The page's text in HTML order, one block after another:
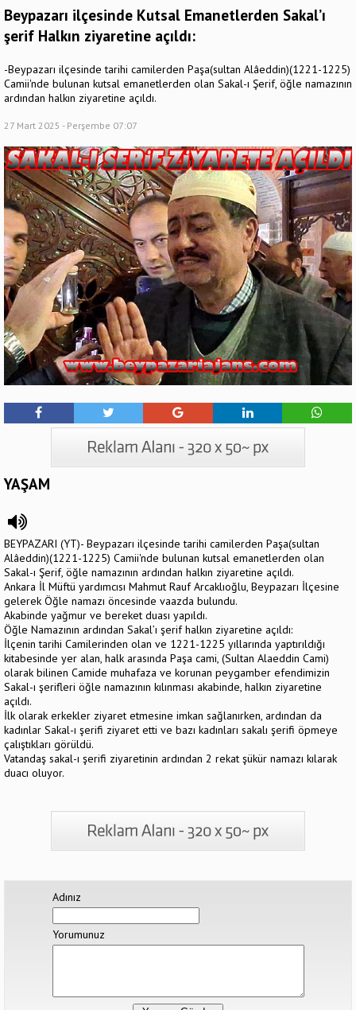
Beypazarı ilçesinde Kutsal Emanetlerden Sakal’ı
şerif Halkın ziyaretine açıldı:
-Beypazarı ilçesinde tarihi camilerden Paşa(sultan Alâeddin)(1221-1225)
Camii'nde bulunan kutsal emanetlerden olan Sakal-ı Şerif, öğle namazının
ardından halkın ziyaretine açıldı.
27 Mart 2025 - Perşembe 07:07
YAŞAM
BEYPAZARI (YT)- Beypazarı ilçesinde tarihi camilerden Paşa(sultan
Alâeddin)(1221-1225) Camii'nde bulunan kutsal emanetlerden olan
Sakal-ı Şerif, öğle namazının ardından halkın ziyaretine açıldı.
Ankara İl Müftü yardımcısı Mahmut Rauf Arcaklıoğlu, Beypazarı İlçesine
gelerek Öğle namazı öncesinde vaazda bulundu.
Akabinde yağmur ve bereket duası yapıldı.
Öğle Namazının ardından Sakal’ı şerif halkın ziyaretine açıldı:
İlçenin tarihi Camilerinden olan ve 1221-1225 yıllarında yaptırıldığı
kitabesinde yer alan, halk arasında Paşa cami, (Sultan Alaeddin Cami)
olarak bilinen Camide muhafaza ve korunan peygamber efendimizin
Sakal-ı şerifleri öğle namazının kılınması akabinde, halkın ziyaretine
açıldı.
İlk olarak erkekler ziyaret etmesine imkan sağlanırken, ardından da
kadınlar Sakal-ı şerifi ziyaret etti ve bazı kadınları sakalı şerifi öpmeye
çalıştıkları görüldü.
Vatandaş sakal-ı şerifi ziyaretinin ardından 2 rekat şükür namazı kılarak
duacı oluyor.
Adınız
Yorumunuz